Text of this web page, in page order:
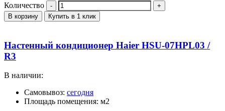
Количество
В корзину Купить в 1 клик
Настенный кондиционер Haier HSU-07HPL03 /
R3
В наличии:
Самовывоз: сегодня
Площадь помещения: м2